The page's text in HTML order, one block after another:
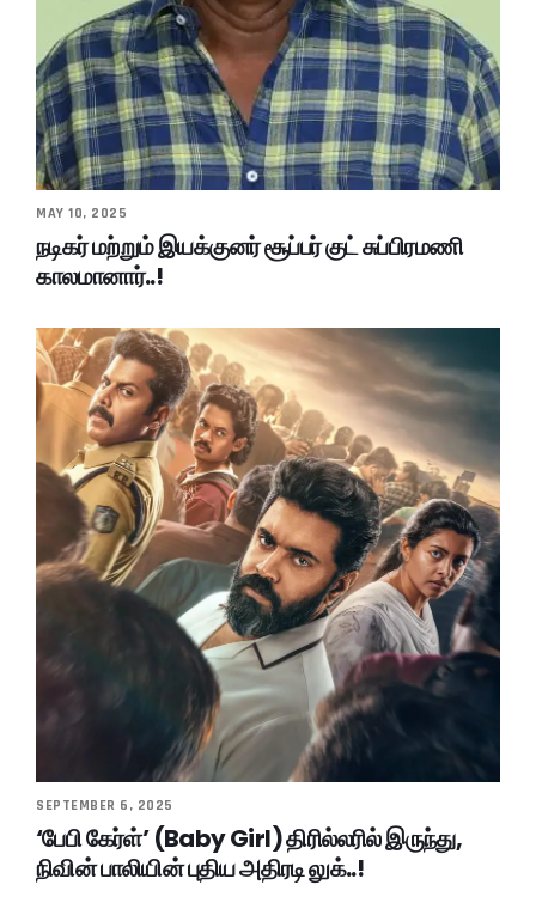
MAY 10, 2025
நடிகர் மற்றும் இயக்குனர் சூப்பர் குட் சுப்பிரமணி
காலமானார்..!
SEPTEMBER 6, 2025
‘பேபி கேர்ள்’ (Baby Girl) திரில்லரில் இருந்து,
நிவின் பாலியின் புதிய அதிரடி லுக்..!